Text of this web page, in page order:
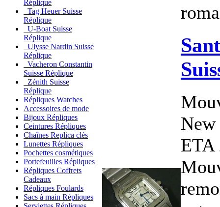
Réplique
Tag Heuer Suisse
Réplique
U-Boat Suisse
Réplique
Ulysse Nardin Suisse
Réplique
Vacheron Constantin
Suisse Réplique
Zénith Suisse
Réplique
Répliques Watches
Accessoires de mode
Bijoux Répliques
Ceintures Répliques
Chaînes Replica clés
Lunettes Répliques
Pochettes cosmétiques
Portefeuilles Répliques
Répliques Coffrets
Cadeaux
Répliques Foulards
Sacs à main Répliques
New
ETA